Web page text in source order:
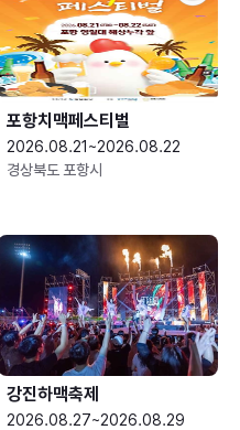
포항치맥페스티벌
2026.08.21~2026.08.22
경상북도 포항시
강진하맥축제
2026.08.27~2026.08.29